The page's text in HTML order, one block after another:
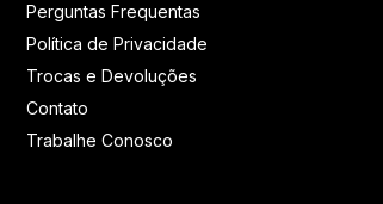
Perguntas Frequentas
Política de Privacidade
Trocas e Devoluções
Contato
Trabalhe Conosco